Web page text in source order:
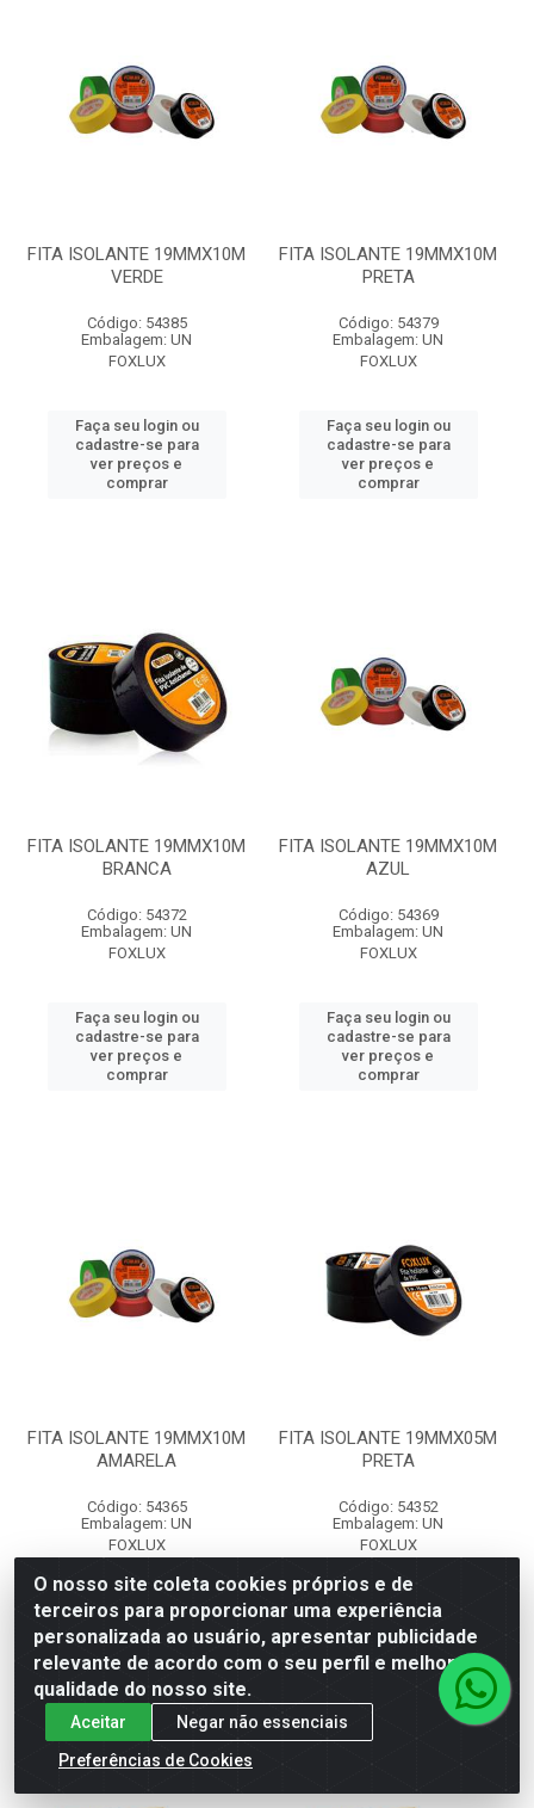
FITA ISOLANTE 19MMX10M
VERDE
Código: 54385
Embalagem: UN
FOXLUX
Faça seu login ou
cadastre-se para
ver preços e
comprar
FITA ISOLANTE 19MMX10M
PRETA
Código: 54379
Embalagem: UN
FOXLUX
Faça seu login ou
cadastre-se para
ver preços e
comprar
FITA ISOLANTE 19MMX10M
BRANCA
Código: 54372
Embalagem: UN
FOXLUX
Faça seu login ou
cadastre-se para
ver preços e
comprar
FITA ISOLANTE 19MMX10M
AZUL
Código: 54369
Embalagem: UN
FOXLUX
Faça seu login ou
cadastre-se para
ver preços e
comprar
FITA ISOLANTE 19MMX10M
AMARELA
Código: 54365
Embalagem: UN
FOXLUX
Faça seu login ou
cadastre-se para
ver preços e
comprar
FITA ISOLANTE 19MMX05M
PRETA
Código: 54352
Embalagem: UN
FOXLUX
Faça seu login ou
cadastre-se para
ver preços e
comprar
O nosso site coleta cookies próprios e de
terceiros para proporcionar uma experiência
personalizada ao usuário, apresentar publicidade
relevante de acordo com o seu perfil e melhorar a
qualidade do nosso site.
Aceitar
Negar não essenciais
Preferências de Cookies